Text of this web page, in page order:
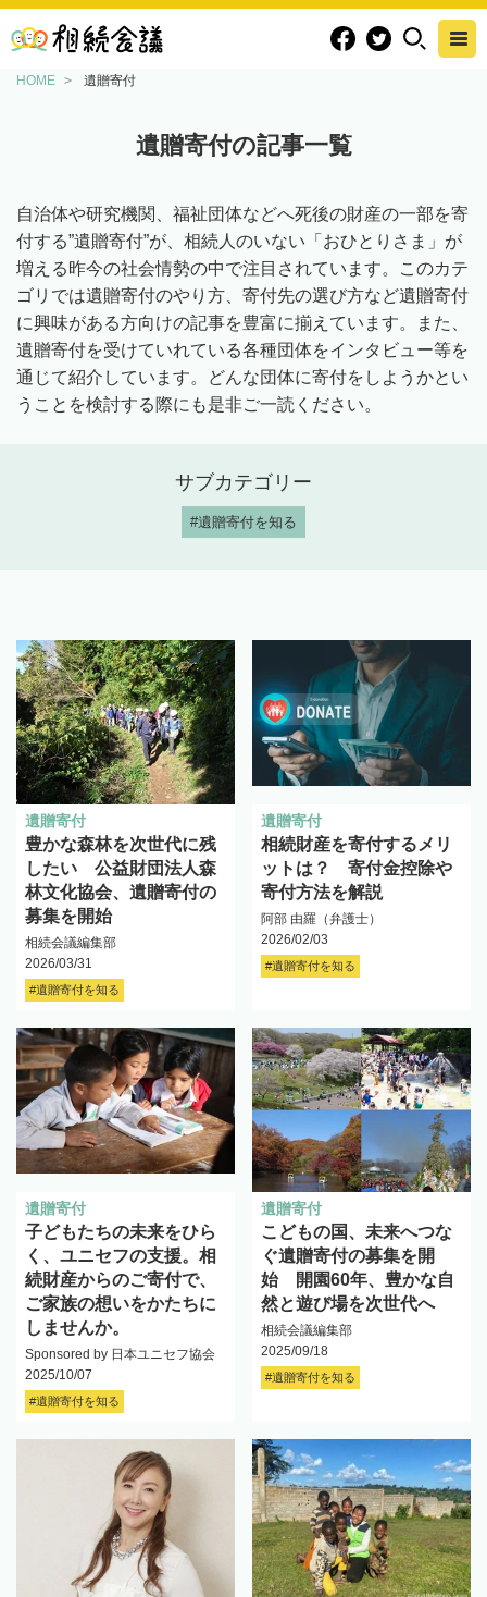
HOME 遺贈寄付
遺贈寄付の記事一覧
自治体や研究機関、福祉団体などへ死後の財産の一部を寄
付する”遺贈寄付”が、相続人のいない「おひとりさま」が
増える昨今の社会情勢の中で注目されています。このカテ
ゴリでは遺贈寄付のやり方、寄付先の選び方など遺贈寄付
に興味がある方向けの記事を豊富に揃えています。また、
遺贈寄付を受けていれている各種団体をインタビュー等を
通じて紹介しています。どんな団体に寄付をしようかとい
うことを検討する際にも是非ご一読ください。
サブカテゴリー
#遺贈寄付を知る
遺贈寄付
豊かな森林を次世代に残
したい 公益財団法人森
林文化協会、遺贈寄付の
募集を開始
相続会議編集部
2026/03/31
#遺贈寄付を知る
遺贈寄付
相続財産を寄付するメリ
ットは？ 寄付金控除や
寄付方法を解説
阿部 由羅（弁護士）
2026/02/03
#遺贈寄付を知る
遺贈寄付
子どもたちの未来をひら
く、ユニセフの支援。相
続財産からのご寄付で、
ご家族の想いをかたちに
しませんか。
Sponsored by 日本ユニセフ協会
2025/10/07
#遺贈寄付を知る
遺贈寄付
こどもの国、未来へつな
ぐ遺贈寄付の募集を開
始 開園60年、豊かな自
然と遊び場を次世代へ
相続会議編集部
2025/09/18
#遺贈寄付を知る